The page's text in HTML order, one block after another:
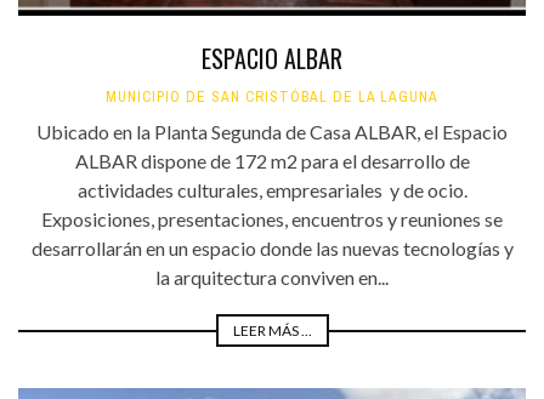
ESPACIO ALBAR
MUNICIPIO DE SAN CRISTÓBAL DE LA LAGUNA
Ubicado en la Planta Segunda de Casa ALBAR, el Espacio
ALBAR dispone de 172 m2 para el desarrollo de
actividades culturales, empresariales y de ocio.
Exposiciones, presentaciones, encuentros y reuniones se
desarrollarán en un espacio donde las nuevas tecnologías y
la arquitectura conviven en...
LEER MÁS ...